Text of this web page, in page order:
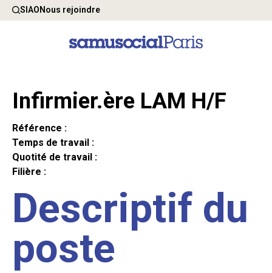
SIAONous rejoindre
Infirmier.ère LAM H/F
Référence :
Temps de travail :
Quotité de travail :
Filière :
Descriptif du
poste